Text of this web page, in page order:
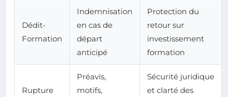
Dédit-
Formation
Indemnisation
en cas de
départ
anticipé
Protection du
retour sur
investissement
formation
Rupture
Préavis,
motifs,
Sécurité juridique
et clarté des